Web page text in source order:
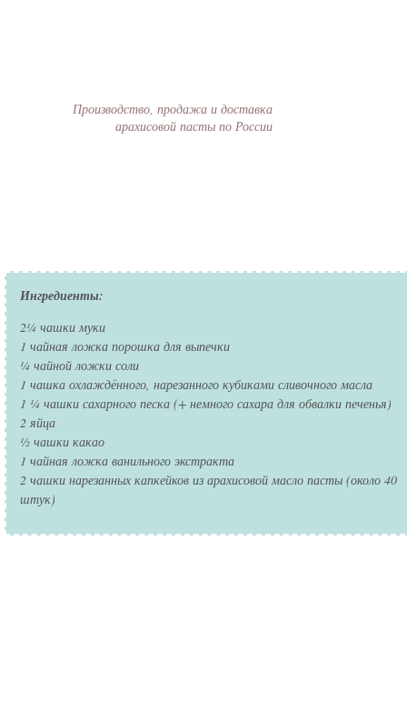
Производство, продажа и доставка
арахисовой пасты по России
Ингредиенты:
2¼ чашки муки
1 чайная ложка порошка для выпечки
¼ чайной ложки соли
1 чашка охлаждённого, нарезанного кубиками сливочного масла
1 ¼ чашки сахарного песка (+ немного сахара для обвалки печенья)
2 яйца
½ чашки какао
1 чайная ложка ванильного экстракта
2 чашки нарезанных капкейков из арахисовой масло пасты (около 40
штук)